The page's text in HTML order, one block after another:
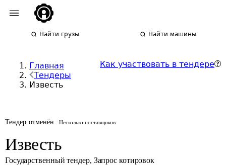
Найти грузы Найти машины
Главная
Тендеры
Известь
Как участвовать в тендере
Тендер отменён Несколько поставщиков
Известь
Государственный тендер, Запрос котировок